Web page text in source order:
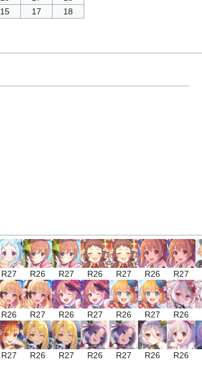
15 17 18
R27 R26 R27 R26 R27 R26 R27
R26 R27 R26 R27 R26 R27 R26
R27 R26 R27 R26 R27 R26 R26